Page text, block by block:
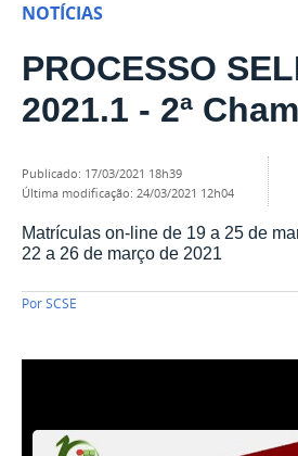
NOTÍCIAS
PROCESSO
2021.1 - 2ª
publicado: 17/03/2021 18h39
última modificação: 24/03/2021 12h04
Matrículas on-line de 19 a 25 de
22 a 26 de março de 2021
PorSCSE